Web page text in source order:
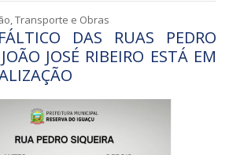
Transporte e Obras
DAS RUAS PEDRO
JOSÉ RIBEIRO ESTÁ EM